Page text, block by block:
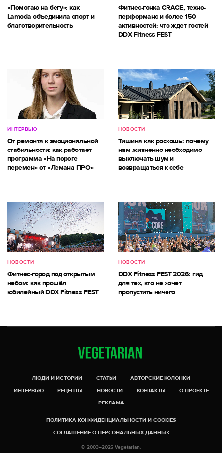
«Помогаю на бегу»: как
Lamoda объединила спорт и
благотворительность
Фитнес-гонка CRACE, техно-
перформанс и более 150
активностей: что ждет гостей
DDX Fitness FEST
ИНТЕРВЬЮ
От ремонта к эмоциональной
стабильности: как работает
программа «На пороге
перемен» от «Лемана ПРО»
НОВОСТИ
Тишина как роскошь: почему
нам жизненно необходимо
выключать шум и
возвращаться к себе
НОВОСТИ
Фитнес-город под открытым
небом: как прошёл
юбилейный DDX Fitness FEST
НОВОСТИ
DDX Fitness FEST 2026: гид
для тех, кто не хочет
пропустить ничего
ЛЮДИ И ИСТОРИИ СТАТЬИ
АВТОРСКИЕ КОЛОНКИ
ИНТЕРВЬЮ
РЕЦЕПТЫ НОВОСТИ КОНТАКТЫ
О ПРОЕКТЕ
РЕКЛАМА
ПОЛИТИКА КОНФИДЕНЦИАЛЬНОСТИ И COOKIES
СОГЛАШЕНИЕ О ПЕРСОНАЛЬНЫХ ДАННЫХ
© 2003–2026 Vegetarian.